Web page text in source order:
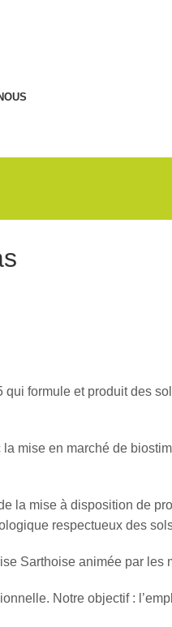
qui formule et produit des
mise en marché de
la mise à disposition de
respectueux des
Sarthoise animée par les
Notre objectif :